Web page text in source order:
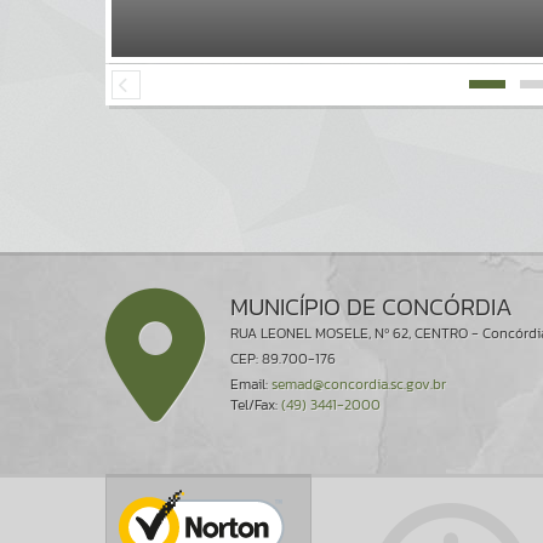
MUNICÍPIO DE CONCÓRDIA
RUA LEONEL MOSELE, Nº 62, CENTRO -
CEP: 89.700-176
Email:semad@concordia.sc.gov.br
Tel/Fax:(49) 3441-2000